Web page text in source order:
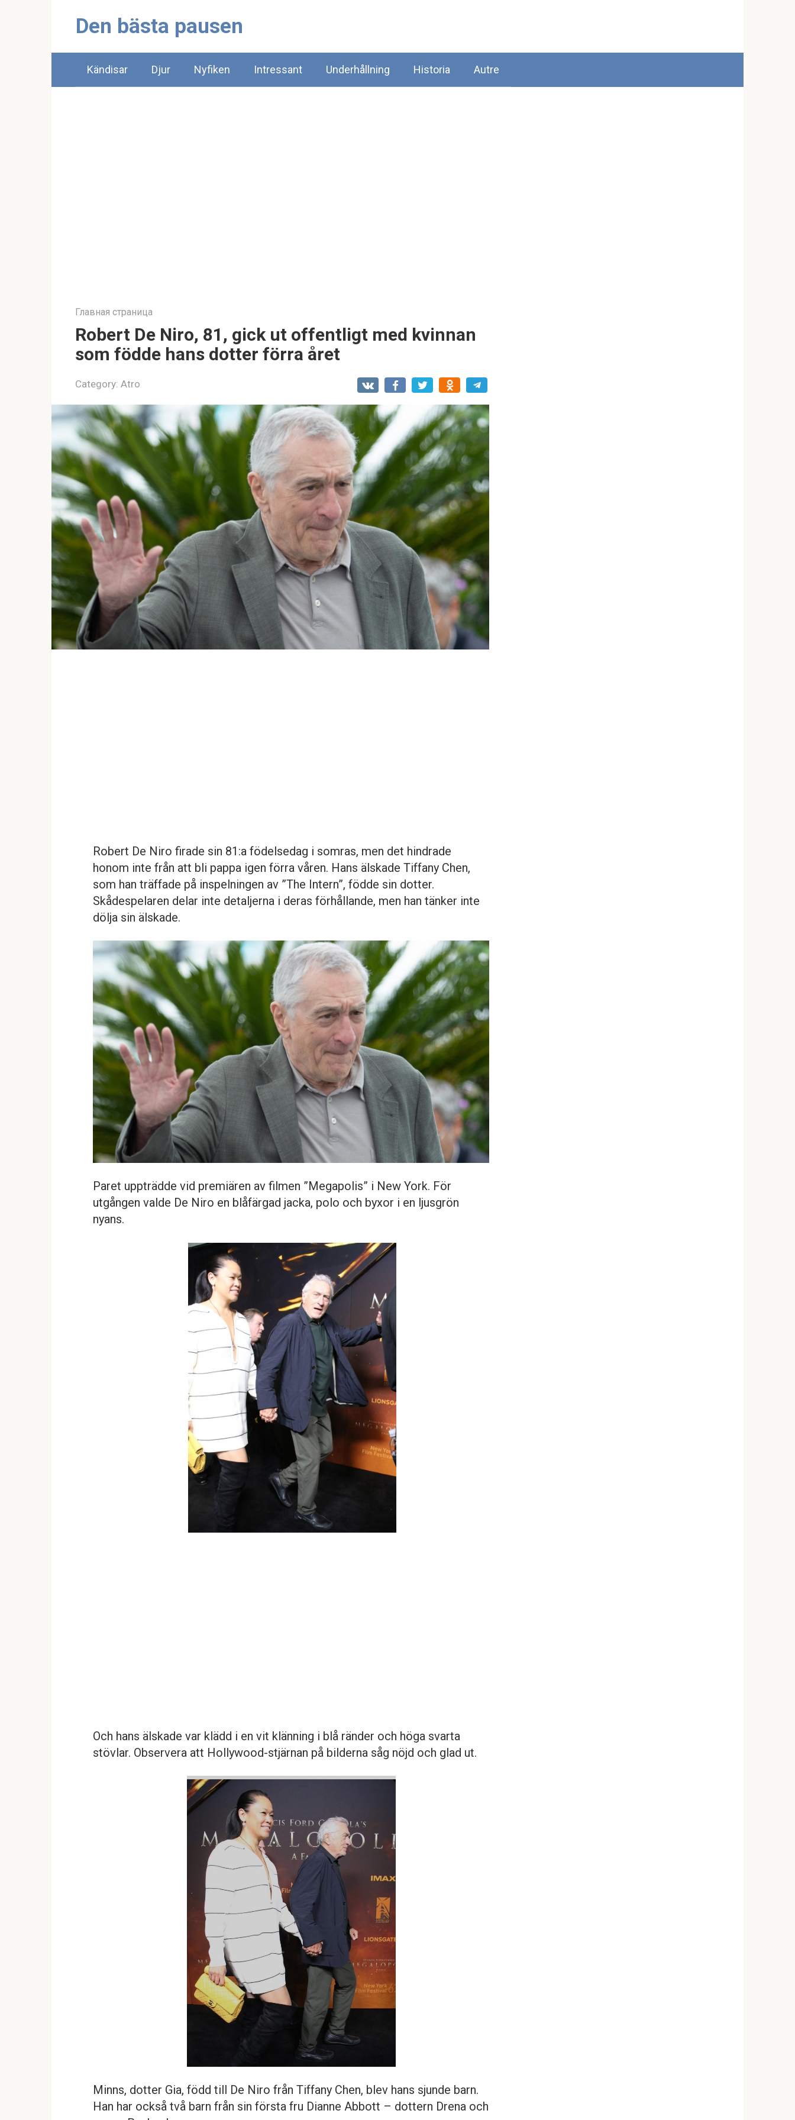
Den bästa pausen
Kändisar Djur Nyfiken Intressant Underhållning Historia Autre
Главная страница
Robert De Niro, 81, gick ut offentligt med kvinnan
som födde hans dotter förra året
Category: Atro
Robert De Niro firade sin 81:a födelsedag i somras, men det hindrade
honom inte från att bli pappa igen förra våren. Hans älskade Tiffany Chen,
som han träffade på inspelningen av ”The Intern”, födde sin dotter.
Skådespelaren delar inte detaljerna i deras förhållande, men han tänker inte
dölja sin älskade.
Paret uppträdde vid premiären av filmen ”Megapolis” i New York. För
utgången valde De Niro en blåfärgad jacka, polo och byxor i en ljusgrön
nyans.
Och hans älskade var klädd i en vit klänning i blå ränder och höga svarta
stövlar. Observera att Hollywood-stjärnan på bilderna såg nöjd och glad ut.
Minns, dotter Gia, född till De Niro från Tiffany Chen, blev hans sjunde barn.
Han har också två barn från sin första fru Dianne Abbott – dottern Drena och